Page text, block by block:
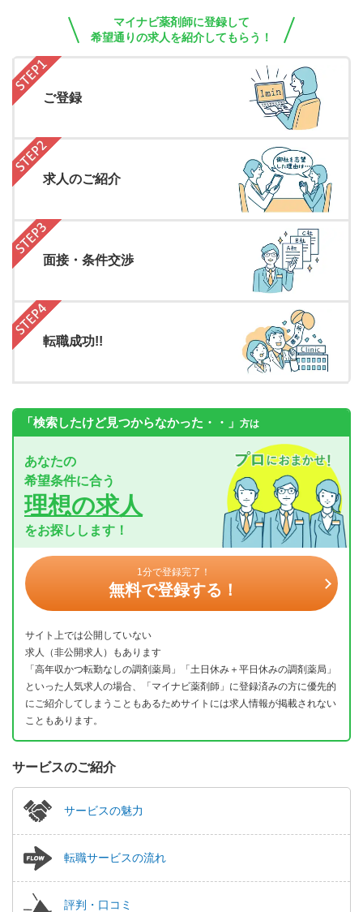
マイナビ薬剤師に登録して
希望通りの求人を紹介してもらう！
ご登録
求人のご紹介
面接・条件交渉
転職成功!!
「検索したけど見つからなかった・・」 方は
あなたの
希望条件に合う
理想の求人
をお探しします！
1分で登録完了！
無料で登録する！
サイト上では公開していない
求人（非公開求人）もあります
「高年収かつ転勤なしの調剤薬局」「土日休み＋平日休みの調剤薬局」
といった人気求人の場合、「マイナビ薬剤師」に登録済みの方に優先的
にご紹介してしまうこともあるためサイトには求人情報が掲載されない
こともあります。
サービスのご紹介
サービスの魅力
転職サービスの流れ
評判・口コミ